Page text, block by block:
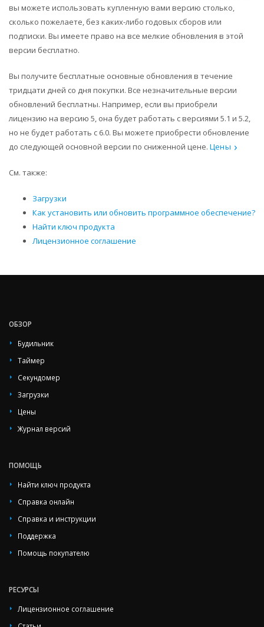
вы можете использовать купленную вами версию столько,
сколько пожелаете, без каких-либо годовых сборов или
подписки. Вы имеете право на все мелкие обновления в этой
версии бесплатно.
Вы получите бесплатные основные обновления в течение
тридцати дней со дня покупки. Все незначительные версии
обновлений бесплатны. Например, если вы приобрели
лицензию на версию 5, она будет работать с версиями 5.1 и 5.2,
но не будет работать с 6.0. Вы можете приобрести обновление
до следующей основной версии по сниженной цене. Цены
См. также:
Загрузки
Как установить или обновить программное обеспечение?
Найти ключ продукта
Лицензионное соглашение
ОБЗОР
Будильник
Таймер
Секундомер
Загрузки
Цены
Журнал версий
ПОМОЩЬ
Найти ключ продукта
Справка онлайн
Справка и инструкции
Поддержка
Помощь покупателю
РЕСУРСЫ
Лицензионное соглашение